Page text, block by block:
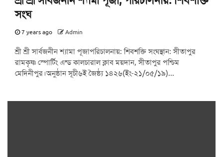
সংঘ
7 years ago Admin
শ্রী শ্রী সার্বজনীন শ্যামা পূজাপরিচালনায়: শিবশক্তি সংঘস্থান: সীতাপুর
রামকৃষ্ণ স্পোর্টিং এন্ড কালচারাল ক্লাব ময়দান, সীতাপুর পশ্চিম
মেদিনীপুর।অনুষ্ঠান সূচী৬ই জৈষ্ঠ্য ১৪২৬(ইং-২১/০৫/১৯)...